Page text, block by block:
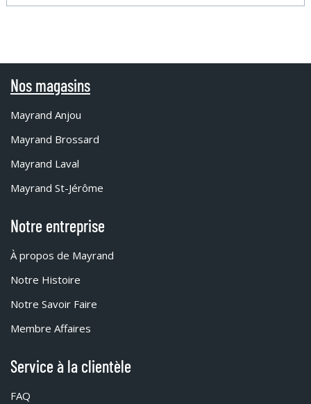
Nos magasins
Mayrand Anjou
Mayrand Brossard
Mayrand Laval
Mayrand St-Jérôme
Notre entreprise
À propos de Mayrand
Notre Histoire
Notre Savoir Faire
Membre Affaires
Service à la clientèle
FAQ